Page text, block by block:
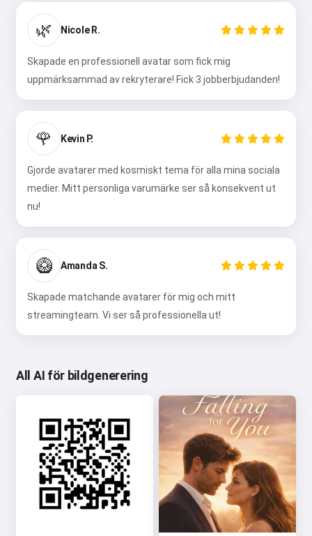
🌿 Nicole R.
Skapade en professionell avatar som fick mig
uppmärksammad av rekryterare! Fick 3 jobberbjudanden!
🌹 Kevin P.
Gjorde avatarer med kosmiskt tema för alla mina sociala
medier. Mitt personliga varumärke ser så konsekvent ut
nu!
🥝 Amanda S.
Skapade matchande avatarer för mig och mitt
streamingteam. Vi ser så professionella ut!
All AI för bildgenerering